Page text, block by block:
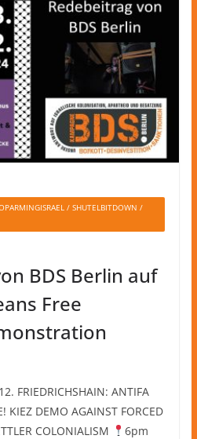
/ SHUTELBITDOWN /
BDS Berlin auf
Free
FRIEDRICHSHAIN: ANTIFA
KIEZ DEMO AGAINST FORCED
COLONIALISM
6pm